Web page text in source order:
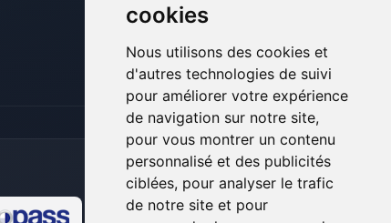
cookies
Nous utilisons des cookies et
d'autres technologies de suivi
pour améliorer votre expérience
de navigation sur notre site,
pour vous montrer un contenu
personnalisé et des publicités
ciblées, pour analyser le trafic
de notre site et pour